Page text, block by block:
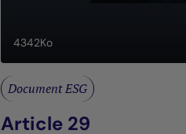
4342Ko
Document ESG
Article 29